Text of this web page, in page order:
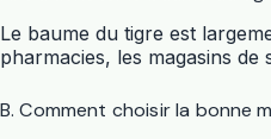
Le baume du tigre est
pharmacies, les magasins de
B. Comment choisir la bonne